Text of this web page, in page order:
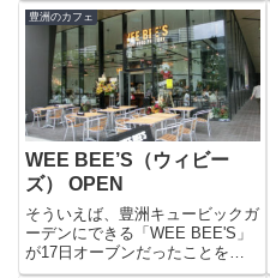
ん、最近の日曜の豊洲あなどりが
たし・・並ぶのは嫌なので、平日
にしよう（爆）というわけで29...
豊洲のカフェ
WEE BEE’S（ウィビー
ズ） OPEN
そういえば、豊洲キュービックガ
ーデンにできる「WEE BEE'S」
が17日オーブンだったことを思
い出し「ランチ」に出かけてみる